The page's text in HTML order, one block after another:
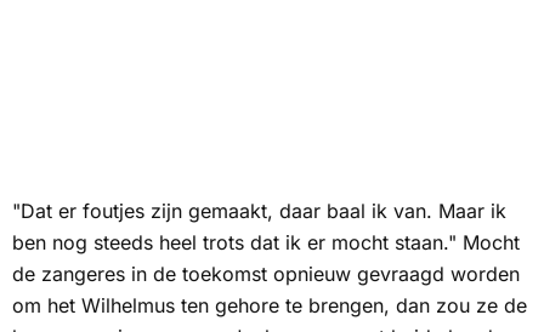
"Dat er foutjes zijn gemaakt, daar baal ik van. Maar ik
ben nog steeds heel trots dat ik er mocht staan." Mocht
de zangeres in de toekomst opnieuw gevraagd worden
om het Wilhelmus ten gehore te brengen, dan zou ze de